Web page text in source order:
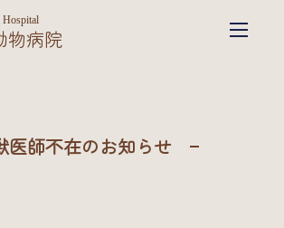
物病院
医師不在のお知らせ